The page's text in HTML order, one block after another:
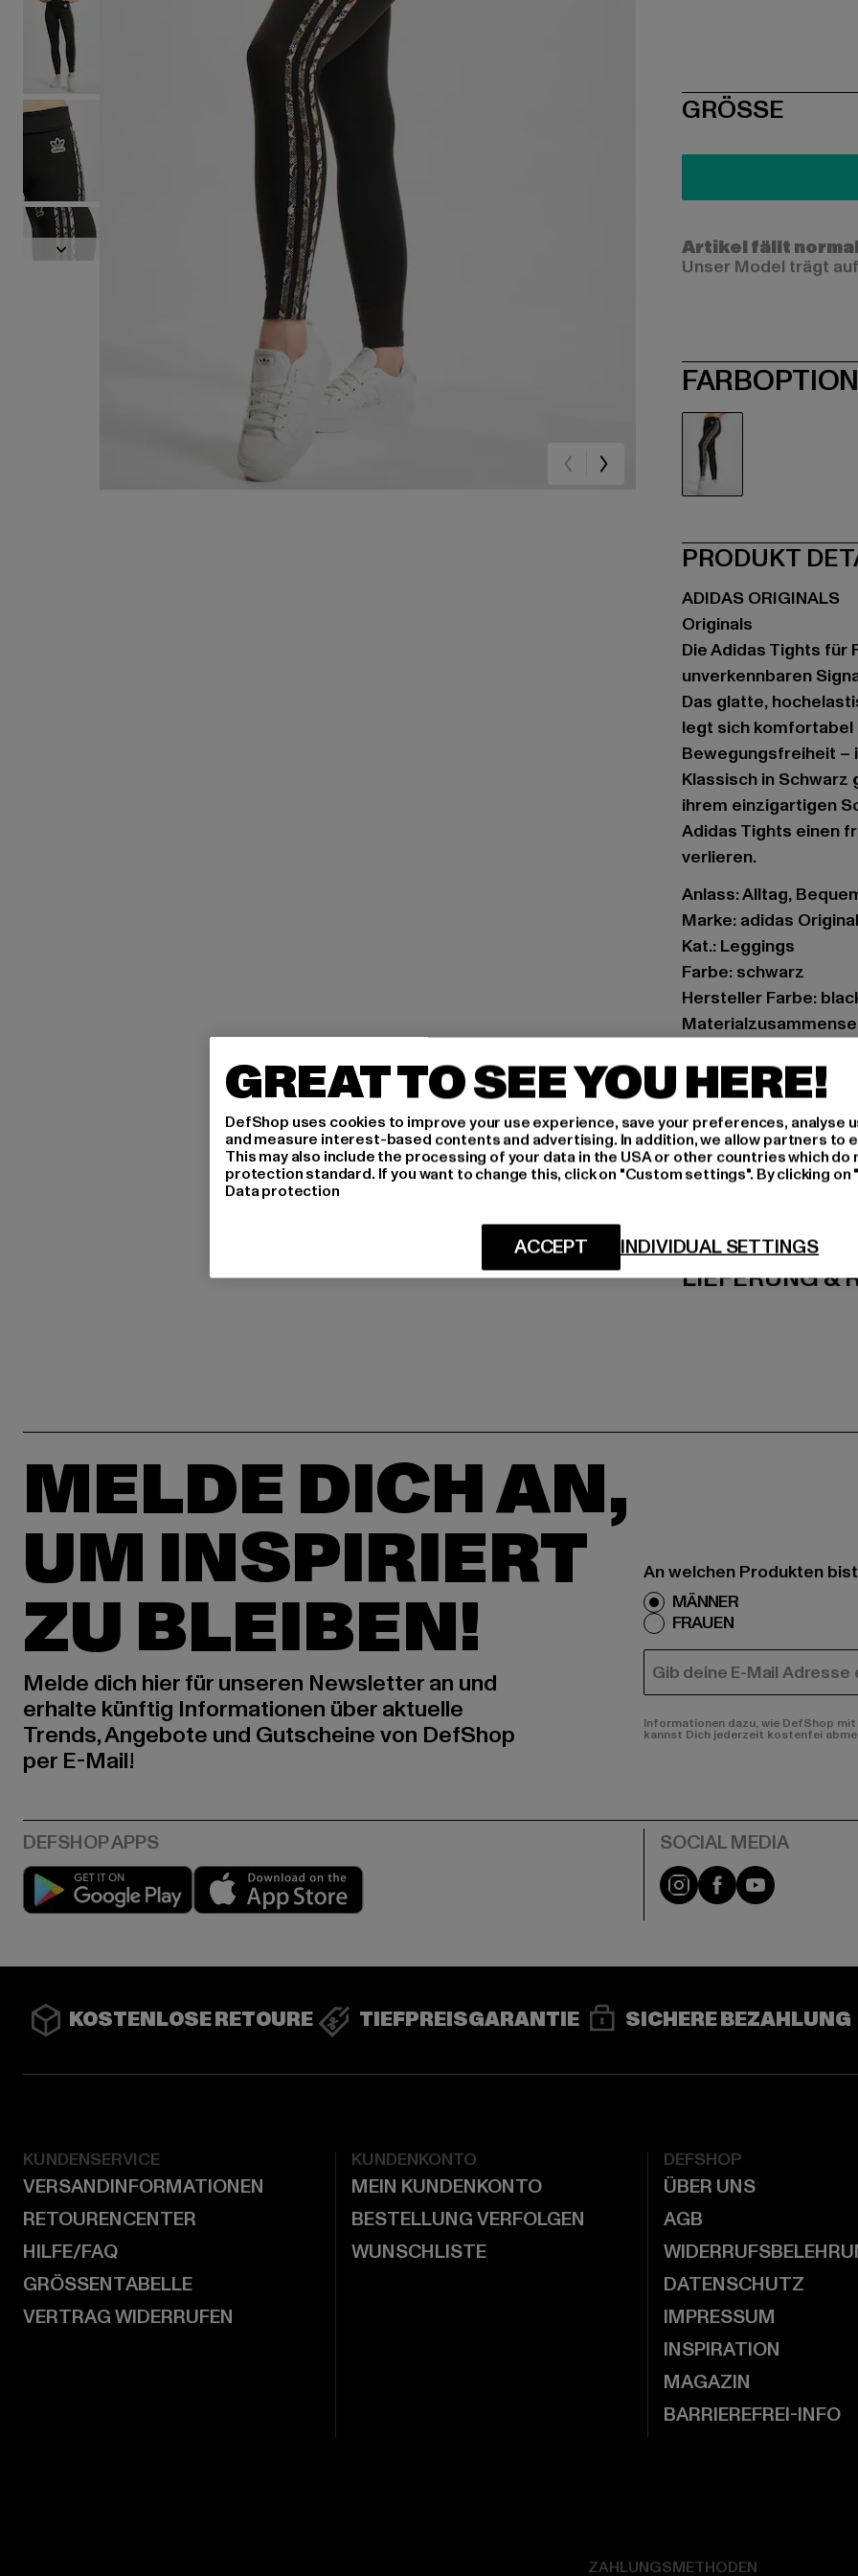
SIZE
GRÖSSE
Artikel fällt
Unser Model trägt
PRODUKT
ADIDAS ORIGINALS
Originals
Die Adidas Tights für
unverkennbaren
Das glatte,
legt sich komfortabel
Bewegungsfreiheit –
Klassisch in
ihrem einzigartigen
Adidas Tights einen
verlieren.
Anlass: Alltag,
Marke: adidas
Kat.: Leggings
Farbe: schwarz
Hersteller Farbe:
Hersteller: Adidas AG |
Adi-Dassler-Straße 1 |
LIEFERUNG &
MELDE DICH AN,
UM INSPIRIERT
ZU BLEIBEN!
Melde dich hier für unseren Newsletter an und
erhalte künftig Informationen über aktuelle
Trends, Angebote und Gutscheine von DefShop
per E-Mail!
An welchen Produkten
MÄNNER
FRAUEN
E-MAIL
Informationen dazu, wie DefShop
kannst Dich jederzeit kostenfei
Play market Instagram
FacebookYouTube
KOSTENLOSE RETOURE TIEFPREISGARANTIE SICHERE BEZAHLUNG
KUNDENSERVICE
VERSANDINFORMATIONEN
RETOURENCENTER
HILFE/FAQ
GRÖSSENTABELLE
VERTRAG WIDERRUFEN
KUNDENKONTO
MEIN KUNDENKONTO
BESTELLUNG VERFOLGEN
WUNSCHLISTE
DEFSHOP
ÜBER UNS
AGB
DATENSCHUTZ
IMPRESSUM
INSPIRATION
MAGAZIN
BARRIEREFREI-INFO
ZAHLUNGSMETHODEN
GREAT TO SEE YOU HERE!
DefShop uses cookies to improve your use experience, save your preferences, analyse
and measure interest-based contents and advertising. In addition, we allow partners to
This may also include the processing of your data in the USA or other countries which do
protection standard. If you want to change this, click on "Custom settings". By clicking
Data protection
INDIVIDUAL SETTINGS
ACCEPT